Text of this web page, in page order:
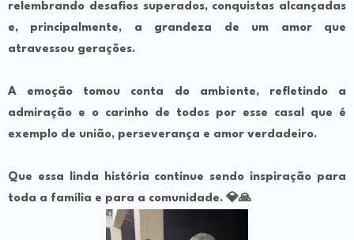
relembrando desafios superados, conquistas alcançadas
e, principalmente, a grandeza de um amor que
atravessou gerações.
A emoção tomou conta do ambiente, refletindo a
admiração e o carinho de todos por esse casal que é
exemplo de união, perseverança e amor verdadeiro.
Que essa linda história continue sendo inspiração para
toda a família e para a comunidade. 💎🙏